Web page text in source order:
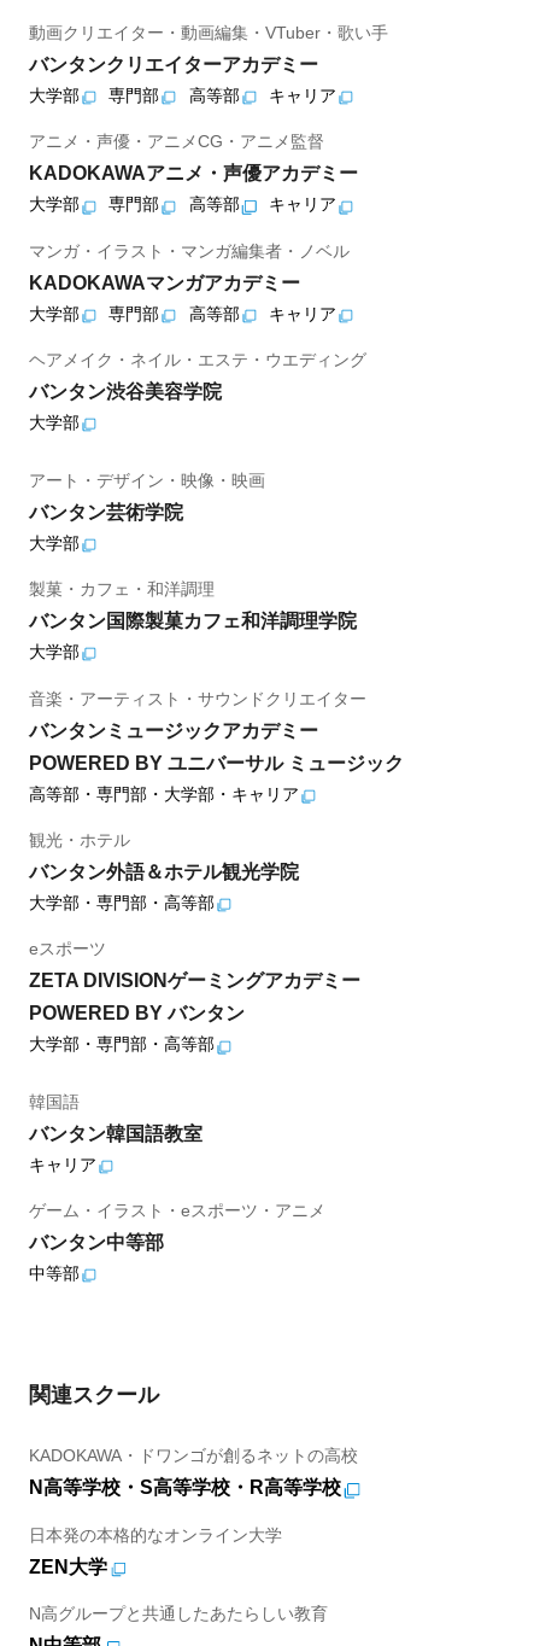
動画クリエイター・動画編集・VTuber・歌い手
バンタンクリエイターアカデミー
大学部 専門部 高等部 キャリア
アニメ・声優・アニメCG・アニメ監督
KADOKAWAアニメ・声優アカデミー
大学部 専門部 高等部 キャリア
マンガ・イラスト・マンガ編集者・ノベル
KADOKAWAマンガアカデミー
大学部 専門部 高等部 キャリア
ヘアメイク・ネイル・エステ・ウエディング
バンタン渋谷美容学院
大学部
アート・デザイン・映像・映画
バンタン芸術学院
大学部
製菓・カフェ・和洋調理
バンタン国際製菓カフェ和洋調理学院
大学部
音楽・アーティスト・サウンドクリエイター
バンタンミュージックアカデミー
POWERED BY ユニバーサル ミュージック
高等部・専門部・大学部・キャリア
観光・ホテル
バンタン外語＆ホテル観光学院
大学部・専門部・高等部
eスポーツ
ZETA DIVISIONゲーミングアカデミー
POWERED BY バンタン
大学部・専門部・高等部
韓国語
バンタン韓国語教室
キャリア
ゲーム・イラスト・eスポーツ・アニメ
バンタン中等部
中等部
関連スクール
KADOKAWA・ドワンゴが創るネットの高校
N高等学校・S高等学校・R高等学校
日本発の本格的なオンライン大学
ZEN大学
N高グループと共通したあたらしい教育